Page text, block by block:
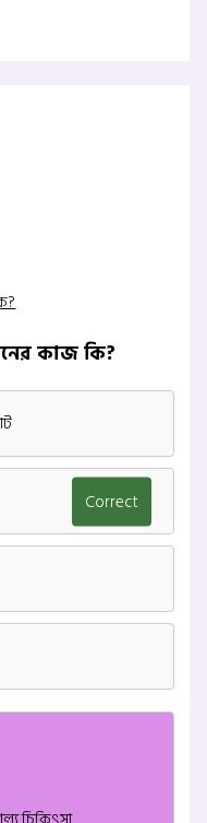
কাজ কি?
Correct